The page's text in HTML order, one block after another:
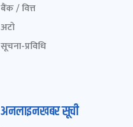
बैंक / वित्त
अटो
सूचना-प्रविधि
अनलाइनखबर सूची